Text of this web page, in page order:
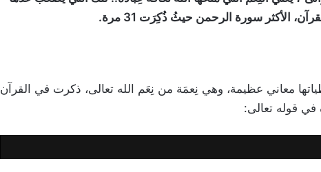
الأكثر سورة الرحمن حيثُ ذُكِرَت 31 مرة.
معاني عظيمة، وهي نِعمَة من نِعَم الله تعالى، ذكرت في القرآن